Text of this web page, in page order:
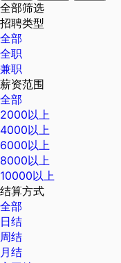
全部筛选
招聘类型
全部
全职
兼职
薪资范围
全部
2000以上
4000以上
6000以上
8000以上
10000以上
结算方式
全部
日结
周结
月结